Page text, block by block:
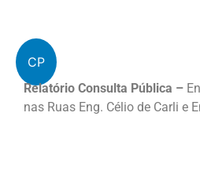
CP
Relatório Consulta Pública –
nas Ruas Eng. Célio de Carli e